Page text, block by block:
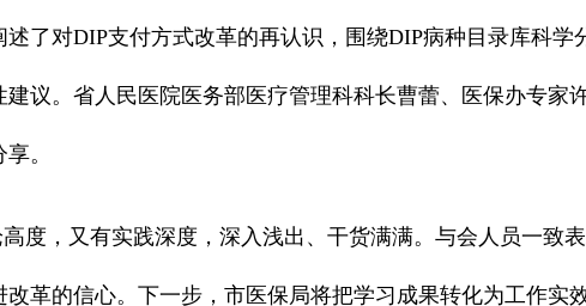
了对DIP支付方式改革的再认识，围绕DIP病种目录库科
议。省人民医院医务部医疗管理科科长曹蕾、医保办专家
。
度，又有实践深度，深入浅出、干货满满。与会人员一致
革的信心。下一步，市医保局将把学习成果转化为工作